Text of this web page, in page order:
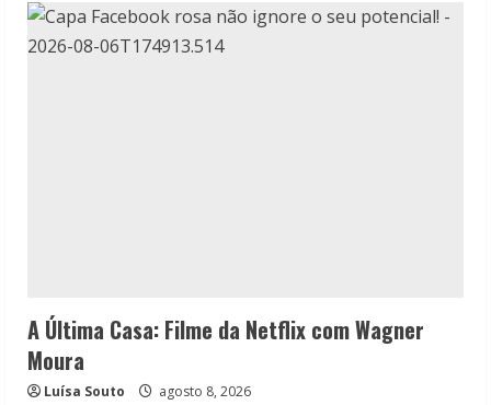
A Última Casa: Filme da Netflix com Wagner
Moura
Luísa Souto agosto 8, 2026